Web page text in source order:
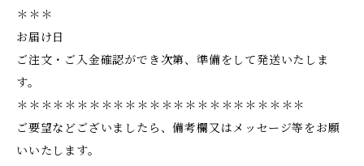
＊＊＊
お届け日
ご注文・ご入金確認ができ次第、準備をして発送いたしま
す。
＊＊＊＊＊＊＊＊＊＊＊＊＊＊＊＊＊＊＊＊＊＊＊＊
ご要望などございましたら、備考欄又はメッセージ等をお願
いいたします。